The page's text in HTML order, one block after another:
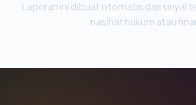
Laporan ini dibuat otomatis dari sinyal
nasihat hukum atau